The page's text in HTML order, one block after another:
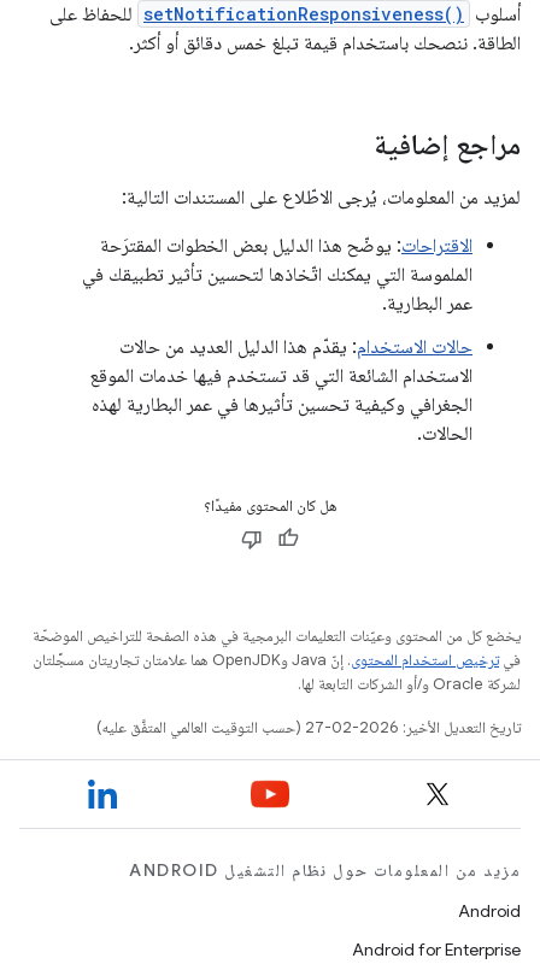
أسلوب
setNotificationResponsiveness() للحفاظ على
الطاقة. ننصحك باستخدام قيمة تبلغ خمس دقائق أو أكثر.
مراجع إضافية
لمزيد من المعلومات، يُرجى الاطّلاع على المستندات التالية:
الاقتراحات: يوضّح هذا الدليل بعض الخطوات المقترَحة
الملموسة التي يمكنك اتّخاذها لتحسين تأثير تطبيقك في
عمر البطارية.
حالات الاستخدام: يقدّم هذا الدليل العديد من حالات
الاستخدام الشائعة التي قد تستخدم فيها خدمات الموقع
الجغرافي وكيفية تحسين تأثيرها في عمر البطارية لهذه
الحالات.
هل كان المحتوى مفيدًا؟
يخضع كل من المحتوى وعيّنات التعليمات البرمجية في هذه الصفحة للتراخيص الموضحّة
فيترخيص استخدام المحتوى
. إنّ Java وOpenJDK هما علامتان تجاريتان مسجَّلتان
لشركة Oracle و/أو الشركات التابعة لها.
تاريخ التعديل الأخير: 2026-02-27 (حسب التوقيت العالمي المتفَّق عليه)
مزيد من المعلومات حول نظام التشغيل ANDROID
Android
Android for Enterprise